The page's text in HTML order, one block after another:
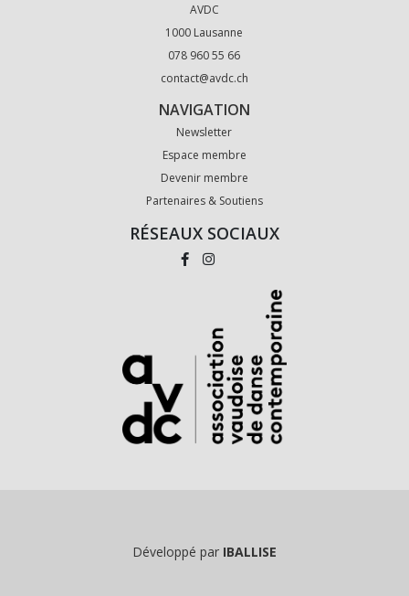
AVDC
1000 Lausanne
078 960 55 66
contact@avdc.ch
NAVIGATION
Newsletter
Espace membre
Devenir membre
Partenaires & Soutiens
RÉSEAUX SOCIAUX
Développé par IBALLISE